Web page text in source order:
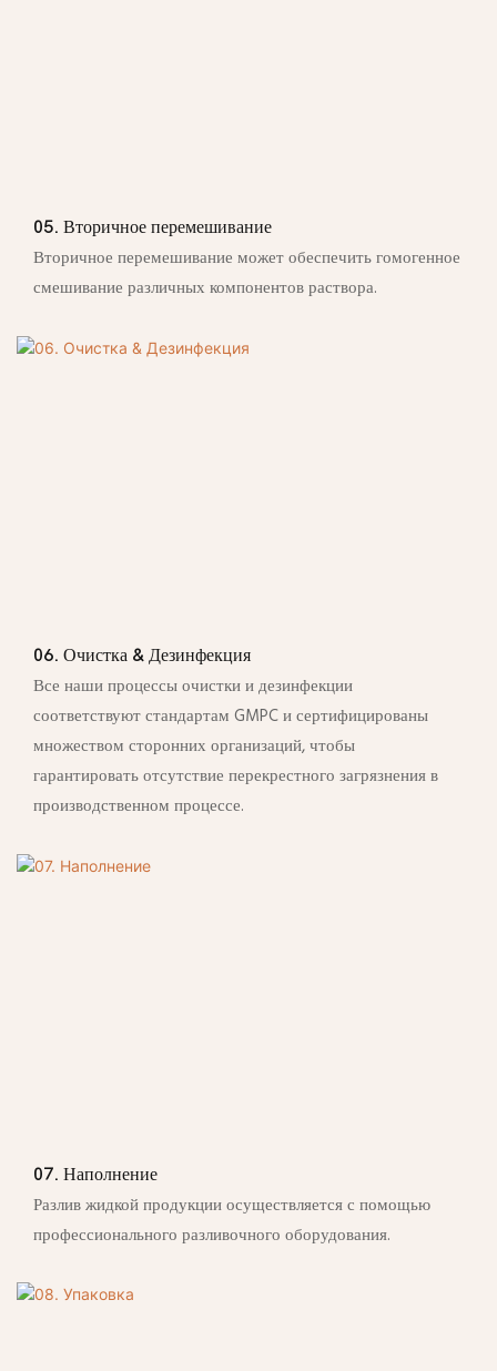
05. Вторичное перемешивание
Вторичное перемешивание может обеспечить гомогенное
смешивание различных компонентов раствора.
06. Очистка & Дезинфекция
Все наши процессы очистки и дезинфекции
соответствуют стандартам GMPC и сертифицированы
множеством сторонних организаций, чтобы
гарантировать отсутствие перекрестного загрязнения в
производственном процессе.
07. Наполнение
Разлив жидкой продукции осуществляется с помощью
профессионального разливочного оборудования.